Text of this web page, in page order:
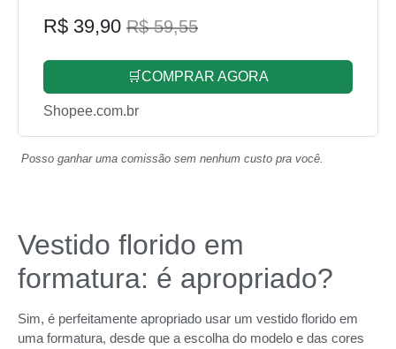
R$ 39,90 R$ 59,55
🛒COMPRAR AGORA
Shopee.com.br
Posso ganhar uma comissão sem nenhum custo pra você.
Vestido florido em
formatura: é apropriado?
Sim, é perfeitamente apropriado usar um vestido florido em
uma formatura, desde que a escolha do modelo e das cores